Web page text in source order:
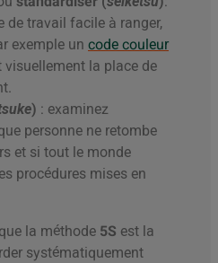
de travail facile à ranger,
exemple un code couleur
visuellement la place de
) : examinez
personne ne retombe
et si tout le monde
procédures mises en
la méthode 5S est la
systématiquement